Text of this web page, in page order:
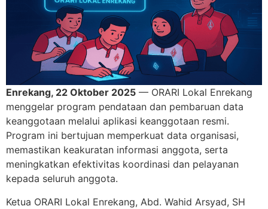
Enrekang, 22 Oktober 2025 — ORARI Lokal Enrekang
menggelar program pendataan dan pembaruan data
keanggotaan melalui aplikasi keanggotaan resmi.
Program ini bertujuan memperkuat data organisasi,
memastikan keakuratan informasi anggota, serta
meningkatkan efektivitas koordinasi dan pelayanan
kepada seluruh anggota.
Ketua ORARI Lokal Enrekang, Abd. Wahid Arsyad, SH